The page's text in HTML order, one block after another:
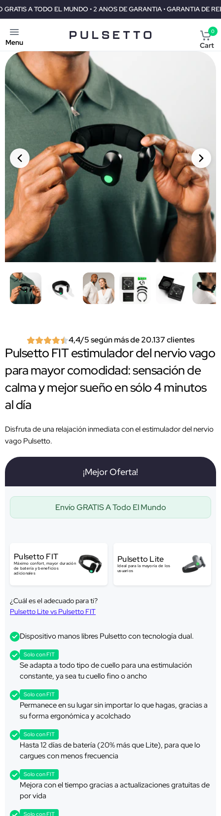
DE REEMBOLSO DE 30 DIAS ENVIO GRATIS A TODO
Menu
0
Cart
PRIORITY SHIPMENT
4,4/5 según más de 20.137 clientes
Pulsetto FIT estimulador del nervio vago
para mayor comodidad: sensación de
calma y mejor sueño en sólo 4 minutos
al día
Disfruta de una relajación inmediata con el estimulador del nervio
vago Pulsetto.
¡Mejor Oferta!
Envío GRATIS A Todo El Mundo
Pulsetto FIT
Máximo confort, mayor duración
de batería y beneficios
adicionales
Pulsetto Lite
Ideal para la mayoría de los
usuarios
¿Cuál es el adecuado para ti?
Pulsetto Lite vs Pulsetto FIT
Dispositivo manos libres Pulsetto con tecnología dual.
Solo con FIT
Se adapta a todo tipo de cuello para una estimulación
constante, ya sea tu cuello fino o ancho
Solo con FIT
Permanece en su lugar sin importar lo que hagas, gracias a
su forma ergonómica y acolchado
Solo con FIT
Hasta 12 días de batería (20% más que Lite), para que lo
cargues con menos frecuencia
Solo con FIT
Mejora con el tiempo gracias a actualizaciones gratuitas de
por vida
Solo con FIT